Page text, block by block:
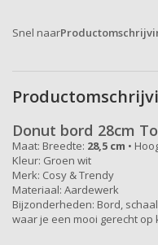
Snel naar
Donut bord 28cm
Maat: Breedte: 28,5 cm •
Kleur: Groen wit
Merk: Cosy & Trendy
Materiaal: Aardewerk
Bijzonderheden: Bord,
waar je een mooi gerecht op